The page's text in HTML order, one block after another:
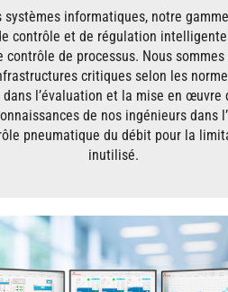
informatiques, notre
contrôle et de régulation
contrôle de processus. Nous
critiques selon les
l’évaluation et la mise en
de nos ingénieurs
pneumatique du débit pour la
inutilisé.